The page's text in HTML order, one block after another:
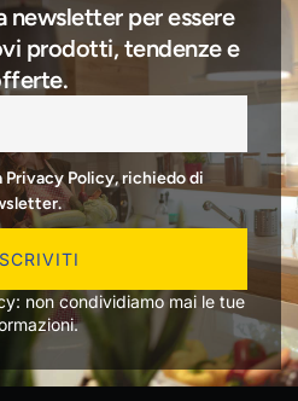
newsletter per essere
prodotti, tendenze e
Policy, richiedo di
non condividiamo mai le tue